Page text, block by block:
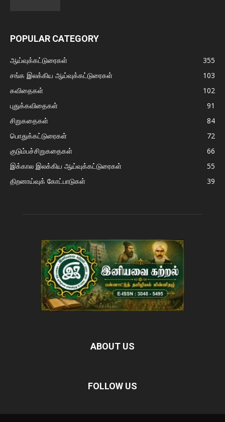
POPULAR CATEGORY
ஆய்வுக்கட்டுரைகள்
355
சங்க இலக்கிய ஆய்வுக்கட்டுரைகள்
103
கவிதைகள்
102
புதுக்கவிதைகள்
91
சிறுகதைகள்
84
பொதுக்கட்டுரைகள்
72
குடும்பச்சிறுகதைகள்
66
இக்கால இலக்கிய ஆய்வுக்கட்டுரைகள்
55
திறனாய்வுக் கோட்பாடுகள்
39
ABOUT US
FOLLOW US